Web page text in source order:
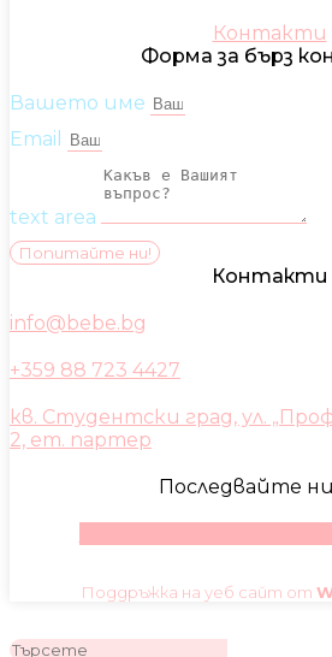
Контакти
Форма за бърз
Вашето име
Email
text area
Попитайте ни!
Контакти
info@bebe.bg
+359 88 723 4427
кв. Студентски град, ул.
2, ет. партер
Последвайте
Поддръжка на уеб сайт от